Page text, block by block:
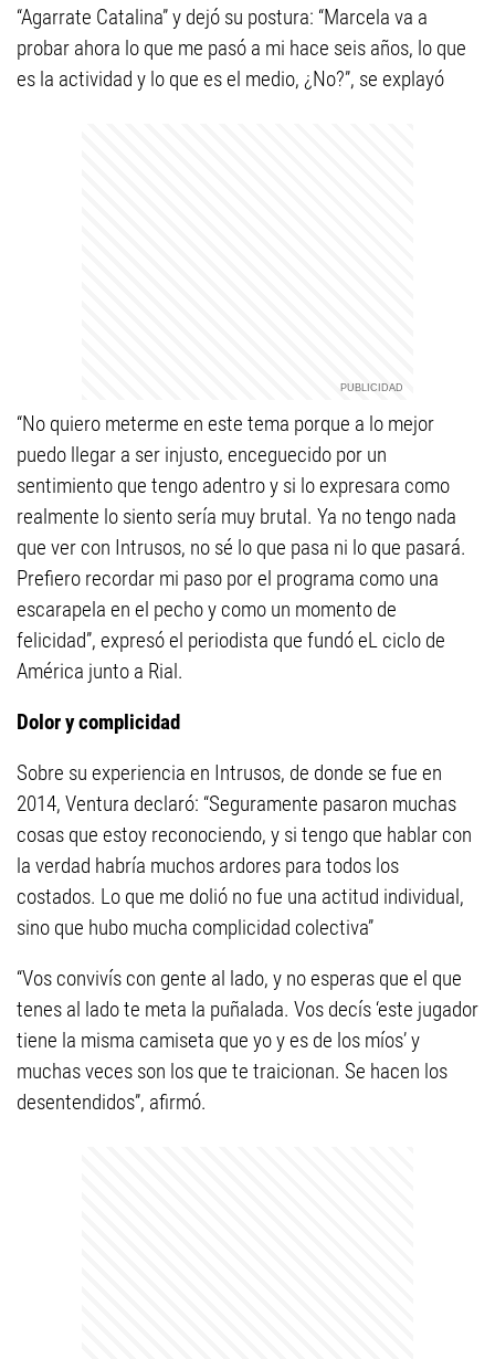
“Agarrate Catalina” y dejó su postura: “Marcela va a
probar ahora lo que me pasó a mi hace seis años, lo que
es la actividad y lo que es el medio, ¿No?”, se explayó
“No quiero meterme en este tema porque a lo mejor
puedo llegar a ser injusto, enceguecido por un
sentimiento que tengo adentro y si lo expresara como
realmente lo siento sería muy brutal. Ya no tengo nada
que ver con Intrusos, no sé lo que pasa ni lo que pasará.
Prefiero recordar mi paso por el programa como una
escarapela en el pecho y como un momento de
felicidad”, expresó el periodista que fundó eL ciclo de
América junto a Rial.
Dolor y complicidad
Sobre su experiencia en Intrusos, de donde se fue en
2014, Ventura declaró: “Seguramente pasaron muchas
cosas que estoy reconociendo, y si tengo que hablar con
la verdad habría muchos ardores para todos los
costados. Lo que me dolió no fue una actitud individual,
sino que hubo mucha complicidad colectiva”
“Vos convivís con gente al lado, y no esperas que el que
tenes al lado te meta la puñalada. Vos decís ‘este jugador
tiene la misma camiseta que yo y es de los míos’ y
muchas veces son los que te traicionan. Se hacen los
desentendidos”, afirmó.